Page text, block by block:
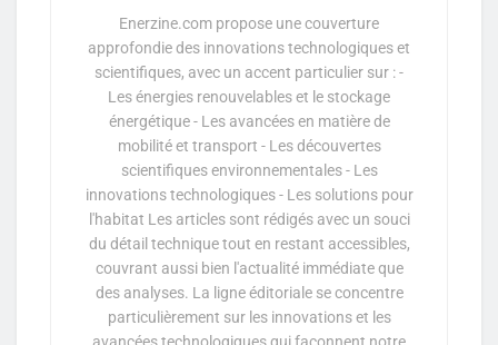
Enerzine.com propose une couverture
approfondie des innovations technologiques et
scientifiques, avec un accent particulier sur : -
Les énergies renouvelables et le stockage
énergétique - Les avancées en matière de
mobilité et transport - Les découvertes
scientifiques environnementales - Les
innovations technologiques - Les solutions pour
l'habitat Les articles sont rédigés avec un souci
du détail technique tout en restant accessibles,
couvrant aussi bien l'actualité immédiate que
des analyses. La ligne éditoriale se concentre
particulièrement sur les innovations et les